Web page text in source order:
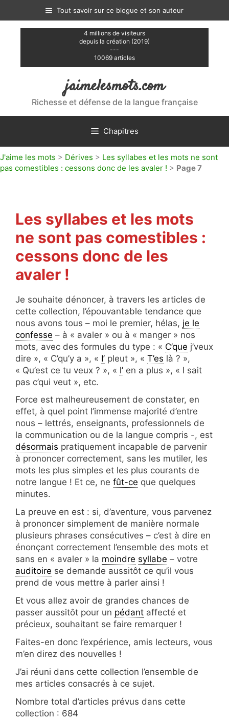
contenu
Tout savoir sur ce blogue et son auteur
4 millions de visiteurs
depuis la création (2019)
---
10069 articles
jaimelesmots.com
Richesse et défense de la langue française
Chapitres
J'aime les mots > Dérives > Les syllabes et les mots ne sont
pas comestibles : cessons donc de les avaler ! > Page 7
Les syllabes et les mots
ne sont pas comestibles :
cessons donc de les
avaler !
Je souhaite dénoncer, à travers les articles de
cette collection, l’épouvantable tendance que
nous avons tous – moi le premier, hélas, je le
confesse – à « avaler » ou à « manger » nos
mots, avec des formules du type : « C’que j’veux
dire », « C’qu’y a », « I’ pleut », « T’es là ? »,
« Qu’est ce tu veux ? », « I’ en a plus », « I sait
pas c’qui veut », etc.
Force est malheureusement de constater, en
effet, à quel point l’immense majorité d’entre
nous – lettrés, enseignants, professionnels de
la communication ou de la langue compris -, est
désormais pratiquement incapable de parvenir
à prononcer correctement, sans les mutiler, les
mots les plus simples et les plus courants de
notre langue ! Et ce, ne fût-ce que quelques
minutes.
La preuve en est : si, d’aventure, vous parvenez
à prononcer simplement de manière normale
plusieurs phrases consécutives – c’est à dire en
énonçant correctement l’ensemble des mots et
sans en « avaler » la moindre syllabe – votre
auditoire se demande aussitôt ce qu’il vous
prend de vous mettre à parler ainsi !
Et vous allez avoir de grandes chances de
passer aussitôt pour un pédant affecté et
précieux, souhaitant se faire remarquer !
Faites-en donc l’expérience, amis lecteurs, vous
m’en direz des nouvelles !
J’ai réuni dans cette collection l’ensemble de
mes articles consacrés à ce sujet.
Nombre total d’articles prévus dans cette
collection : 684